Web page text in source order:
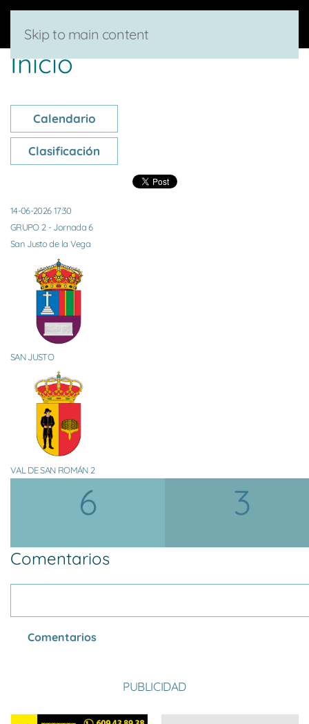
Skip to main content
Inicio
Calendario
Clasificación
14-06-2026 17:30
GRUPO 2 - Jornada 6
San Justo de la Vega
SAN JUSTO
VAL DE SAN ROMÁN 2
6 3
Comentarios
Comentarios
PUBLICIDAD